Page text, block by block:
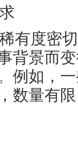
有度密
背景而
例如，
数量有